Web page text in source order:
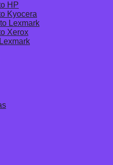
HP
Kyocera
Lexmark
Xerox